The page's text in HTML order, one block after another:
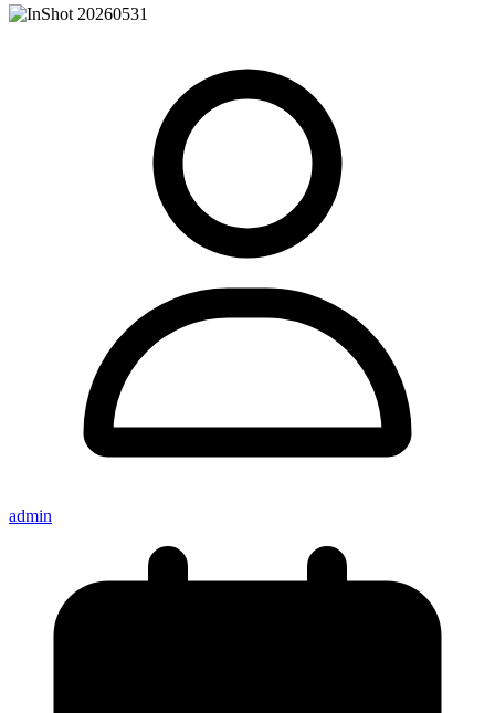
admin